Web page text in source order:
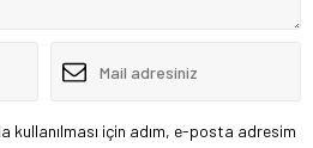
kullanılması için adım, e-posta adresim